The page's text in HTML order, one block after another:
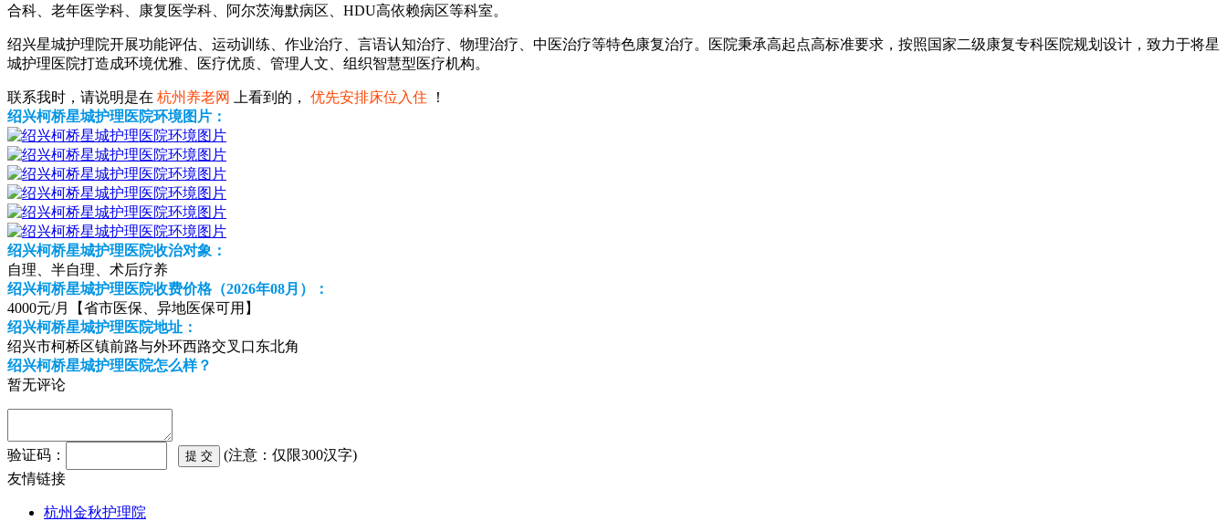
合科、老年医学科、康复医学科、阿尔茨海默病区、HDU高依赖病区等科室。
绍兴星城护理院开展功能评估、运动训练、作业治疗、言语认知治疗、物理治疗、中医治疗等特色康复治疗。医院秉承高起点高标准要求，按照国家二级康复专科医院规划设计，致力于将星
城护理医院打造成环境优雅、医疗优质、管理人文、组织智慧型医疗机构。
联系我时，请说明是在 杭州养老网 上看到的， 优先安排床位入住 ！
绍兴柯桥星城护理医院环境图片：
绍兴柯桥星城护理医院收治对象：
自理、半自理、术后疗养
绍兴柯桥星城护理医院收费价格（2026年08月）：
4000元/月【省市医保、异地医保可用】
绍兴柯桥星城护理医院地址：
绍兴市柯桥区镇前路与外环西路交叉口东北角
绍兴柯桥星城护理医院怎么样？
暂无评论
验证码：
(注意：仅限300汉字)
友情链接
杭州金秋护理院